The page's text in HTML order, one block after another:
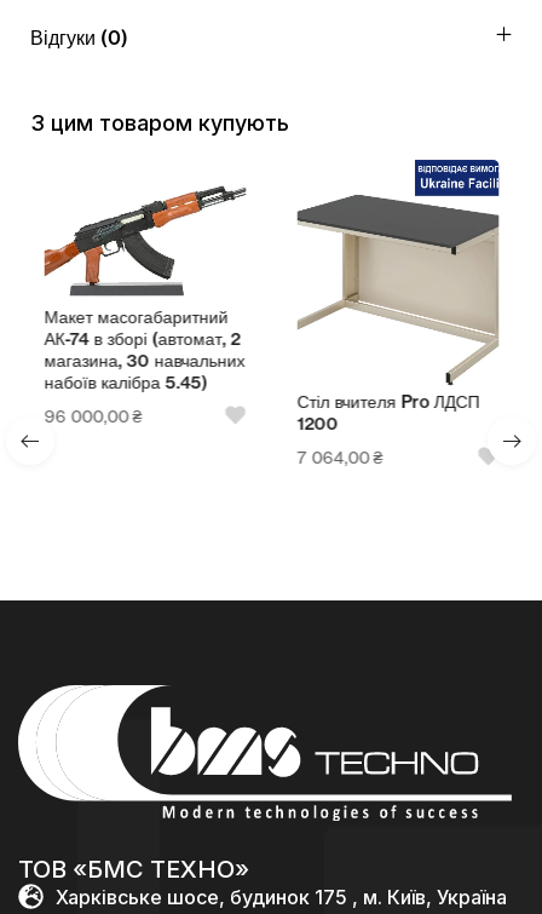
Відгуки (0)
З цим товаром купують
Макет масогабаритний
АК-74 в зборі (автомат, 2
магазина, 30 навчальних
набоїв калібра 5.45)
96 000,00₴
Стіл вчителя Pro ЛДСП
1200
7 064,00₴
ТОВ «БМС ТЕХНО»
Харківське шосе, будинок 175 , м. Київ, Україна